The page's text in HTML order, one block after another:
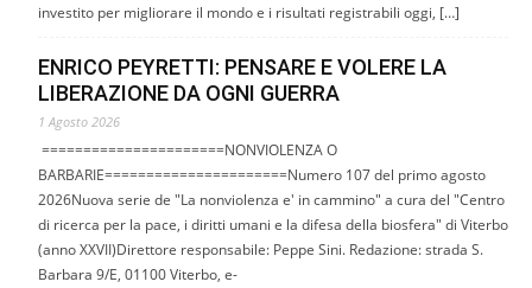
investito per migliorare il mondo e i risultati registrabili oggi, […]
ENRICO PEYRETTI: PENSARE E VOLERE LA
LIBERAZIONE DA OGNI GUERRA
1 Agosto 2026
======================NONVIOLENZA O
BARBARIE======================Numero 107 del primo agosto
2026Nuova serie de "La nonviolenza e' in cammino" a cura del "Centro
di ricerca per la pace, i diritti umani e la difesa della biosfera" di Viterbo
(anno XXVII)Direttore responsabile: Peppe Sini. Redazione: strada S.
Barbara 9/E, 01100 Viterbo, e-